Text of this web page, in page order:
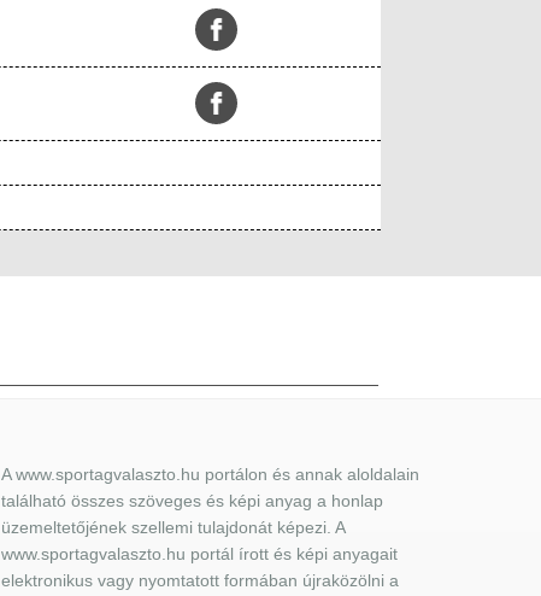
A www.sportagvalaszto.hu portálon és annak aloldalain
található összes szöveges és képi anyag a honlap
üzemeltetőjének szellemi tulajdonát képezi. A
www.sportagvalaszto.hu portál írott és képi anyagait
elektronikus vagy nyomtatott formában újraközölni a